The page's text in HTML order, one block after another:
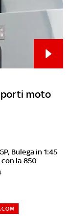
porti moto
Bulega in 1:45
la 850